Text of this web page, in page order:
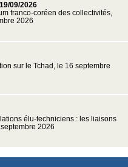
09/2026
franco-coréen des collectivités,
2026
sur le Tchad, le 16 septembre
élu-techniciens : les liaisons
2026